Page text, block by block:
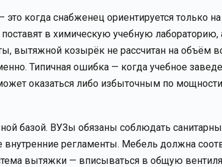
когда снабженец ориентируется только
в химическую учебную
вытяжной козырёк не рассчитан на объём
Типичная ошибка — когда учебное
оказаться либо избыточным по
базой. ВУЗы обязаны соблюдать
внутренние регламенты. Мебель должна
вытяжки — вписываться в общую